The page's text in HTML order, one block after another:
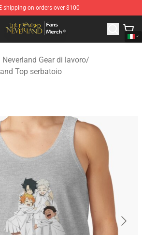
shipping on orders over $100
Store - Official The Promised
Gear di lavoro/
Top serbatoio